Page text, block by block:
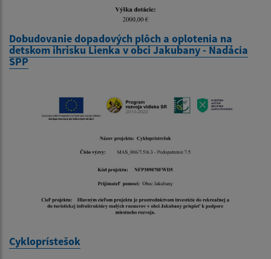
Dobudovanie dopadových plôch a oplotenia na
detskom ihrisku Lienka v obci Jakubany - Nadácia
SPP
Cykloprístešok